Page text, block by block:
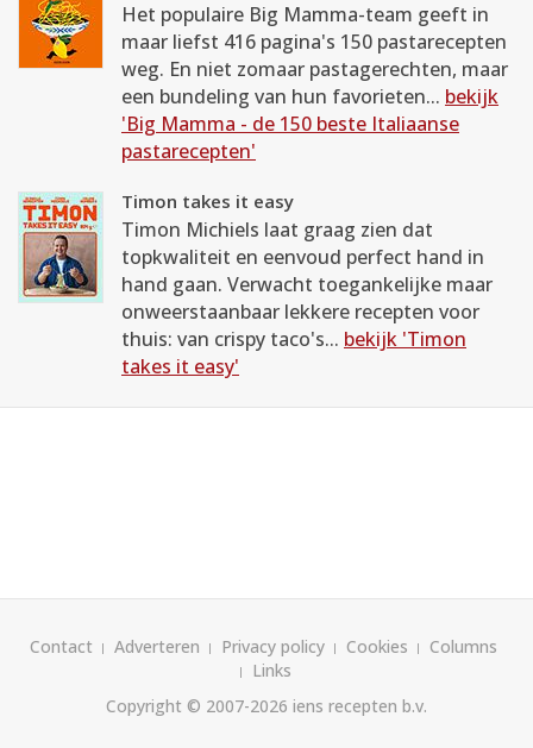
Het populaire Big Mamma-team geeft in
maar liefst 416 pagina's 150 pastarecepten
weg. En niet zomaar pastagerechten, maar
een bundeling van hun favorieten... bekijk
'Big Mamma - de 150 beste Italiaanse
pastarecepten'
Timon takes it easy
Timon Michiels laat graag zien dat
topkwaliteit en eenvoud perfect hand in
hand gaan. Verwacht toegankelijke maar
onweerstaanbaar lekkere recepten voor
thuis: van crispy taco's... bekijk 'Timon
takes it easy'
Contact Adverteren Privacy policy Cookies
Columns
Links
Copyright © 2007-2026 iens recepten b.v.